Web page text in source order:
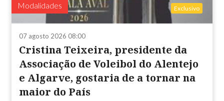
Modalidades Exclusivo
07 agosto 2026 08:00
Cristina Teixeira, presidente da
Associação de Voleibol do Alentejo
e Algarve, gostaria de a tornar na
maior do País